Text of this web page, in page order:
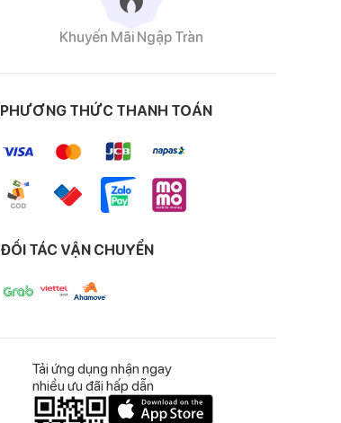
Khuyến Mãi Ngập Tràn
PHƯƠNG THỨC THANH TOÁN
ĐỐI TÁC VẬN CHUYỂN
Tải ứng dụng nhận ngay
nhiều ưu đãi hấp dẫn